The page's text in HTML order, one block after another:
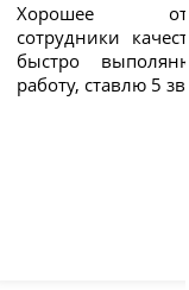
Хорошее
сотрудники
быстро
работу, ставлю 5